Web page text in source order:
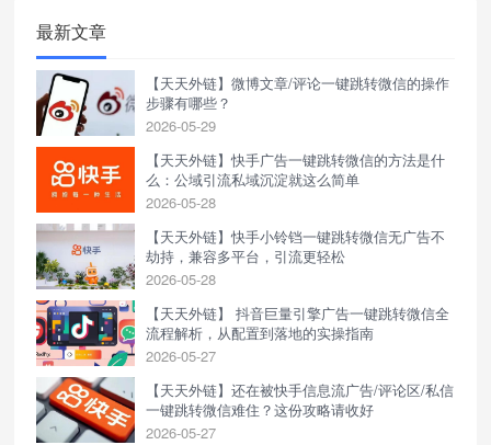
效转化桥梁。
最新文章
【天天外链】微博文章/评论一键跳转微信的操作
步骤有哪些？
2026-05-29
【天天外链】快手广告一键跳转微信的方法是什
么：公域引流私域沉淀就这么简单
2026-05-28
【天天外链】快手小铃铛一键跳转微信无广告不
劫持，兼容多平台，引流更轻松
2026-05-28
【天天外链】 抖音巨量引擎广告一键跳转微信全
流程解析，从配置到落地的实操指南
2026-05-27
【天天外链】还在被快手信息流广告/评论区/私信
一键跳转微信难住？这份攻略请收好
2026-05-27